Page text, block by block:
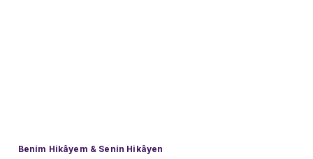
Benim Hikâyem & Senin Hikâyen